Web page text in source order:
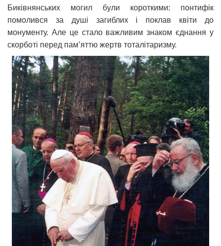
Биківнянських могил були короткими: понтифік
помолився за душі загиблих і поклав квіти до
монументу. Але це стало важливим знаком єднання у
скорботі перед памʼяттю жертв тоталітаризму.